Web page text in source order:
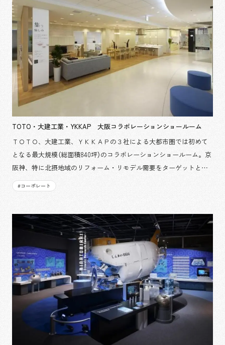
TOTO・大建工業・YKKAP 大阪コラボレーションショールーム
ＴＯＴＯ、大建工業、ＹＫＫＡＰの３社による大都市圏では初めて
となる最大規模（総面積840坪）のコラボレーションショールーム。京
阪神、特に北摂地域のリフォーム・リモデル需要をターゲットとし
ています。コーポレートブランドの発信拠点機能を持ちつつ、LDK
空間展示や、水まわり・床・壁・天井・窓・エクステリアといった
ただけます。 担当箇所：デザイン・設計, 制作・施工, 調査・企画
#コーポレート